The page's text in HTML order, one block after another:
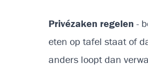
Privézaken regelen -
eten op tafel staat of
anders loopt dan